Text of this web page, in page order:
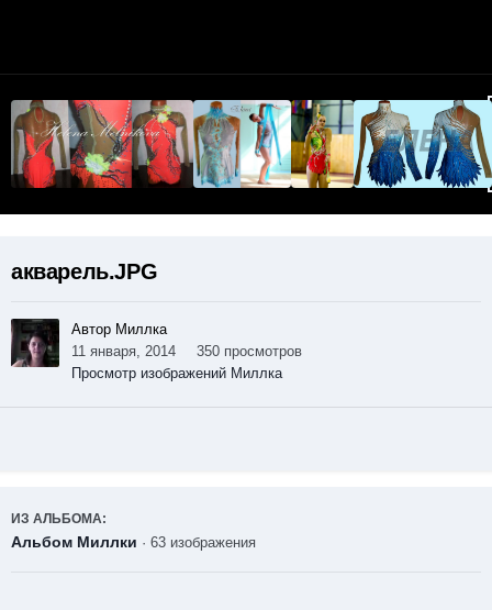
акварель.JPG
Автор Миллка
11 января, 2014
350 просмотров
Просмотр изображений Миллка
ИЗ АЛЬБОМА:
Альбом Миллки · 63 изображения